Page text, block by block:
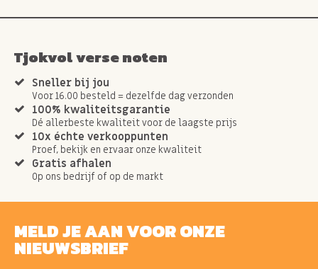
Tjokvol verse noten
Sneller bij jou
Voor 16.00 besteld = dezelfde dag verzonden
100% kwaliteitsgarantie
Dé allerbeste kwaliteit voor de laagste prijs
10x échte verkooppunten
Proef, bekijk en ervaar onze kwaliteit
Gratis afhalen
Op ons bedrijf of op de markt
MELD JE AAN VOOR ONZE
NIEUWSBRIEF